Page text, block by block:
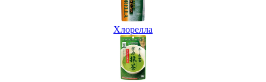
Хлорелла